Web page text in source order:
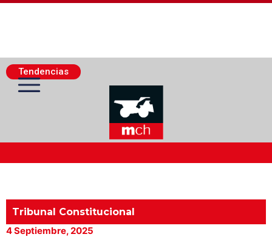
Tendencias
Actualidad Minera
Minería Superficie
Tribunal Constitucional
4 Septiembre, 2025